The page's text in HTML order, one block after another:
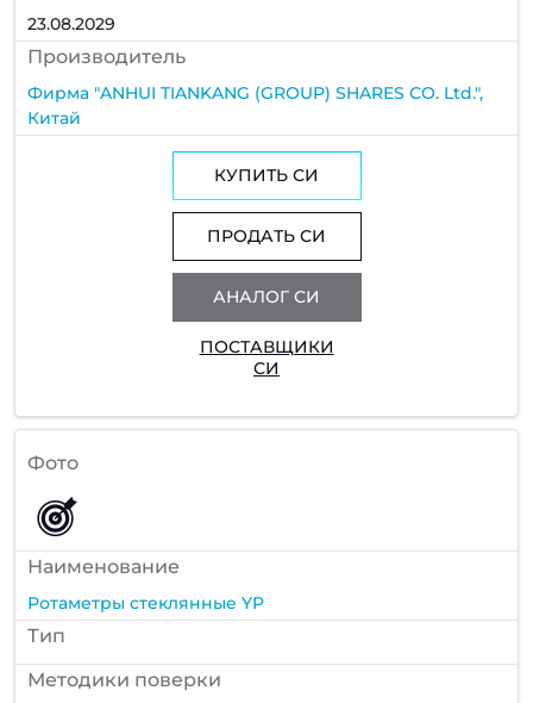
23.08.2029
Производитель
Фирма "ANHUI TIANKANG (GROUP) SHARES CO. Ltd.",
Китай
КУПИТЬ СИ
ПРОДАТЬ СИ
АНАЛОГ СИ
ПОСТАВЩИКИ
СИ
Фото
Наименование
Ротаметры стеклянные YP
Тип
Методики поверки